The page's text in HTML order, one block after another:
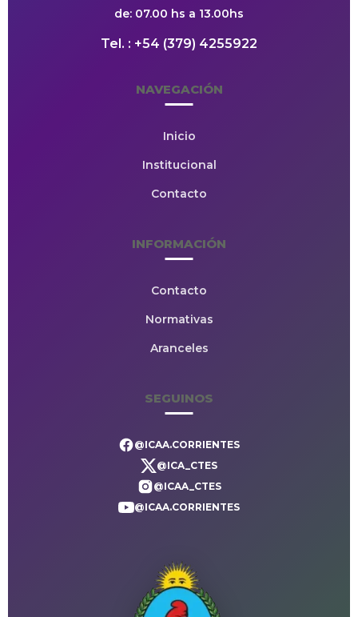
de: 07.00 hs a 13.00hs
Tel. : +54 (379) 4255922
NAVEGACIÓN
Inicio
Institucional
Contacto
INFORMACIÓN
Contacto
Normativas
Aranceles
SEGUINOS
@ICAA.CORRIENTES
@ICA_CTES
@ICAA_CTES
@ICAA.CORRIENTES